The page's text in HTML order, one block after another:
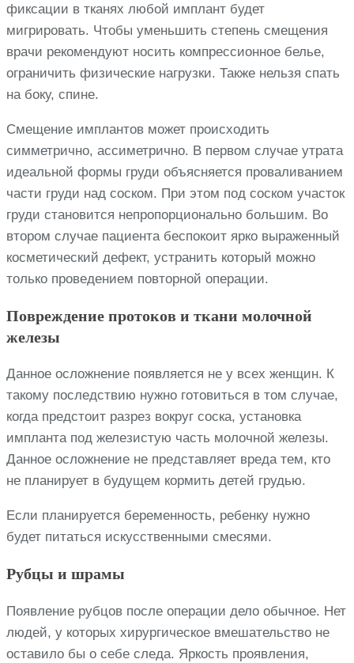
фиксации в тканях любой имплант будет
мигрировать. Чтобы уменьшить степень смещения
врачи рекомендуют носить компрессионное белье,
ограничить физические нагрузки. Также нельзя спать
на боку, спине.
Смещение имплантов может происходить
симметрично, ассиметрично. В первом случае утрата
идеальной формы груди объясняется проваливанием
части груди над соском. При этом под соском участок
груди становится непропорционально большим. Во
втором случае пациента беспокоит ярко выраженный
косметический дефект, устранить который можно
только проведением повторной операции.
Повреждение протоков и ткани молочной
железы
Данное осложнение появляется не у всех женщин. К
такому последствию нужно готовиться в том случае,
когда предстоит разрез вокруг соска, установка
импланта под железистую часть молочной железы.
Данное осложнение не представляет вреда тем, кто
не планирует в будущем кормить детей грудью.
Если планируется беременность, ребенку нужно
будет питаться искусственными смесями.
Рубцы и шрамы
Появление рубцов после операции дело обычное. Нет
людей, у которых хирургическое вмешательство не
оставило бы о себе следа. Яркость проявления,